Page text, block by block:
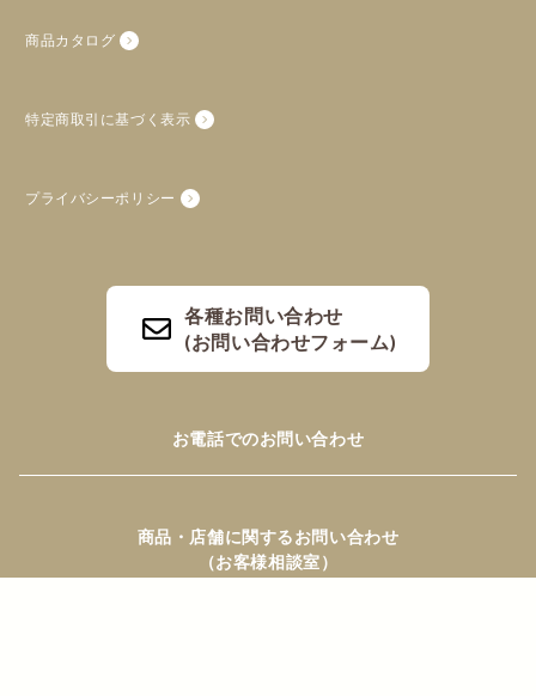
商品カタログ
特定商取引に基づく表示
プライバシーポリシー
各種お問い合わせ
(お問い合わせフォーム)
お電話でのお問い合わせ
商品・店舗に関するお問い合わせ
（お客様相談室）